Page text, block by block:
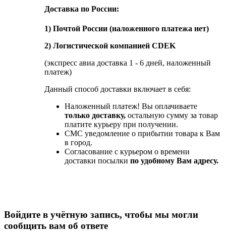
Доставка по России:
1) Почтой России (наложенного платежа нет)
2) Логистической компанией CDEK
(экспресс авиа доставка 1 - 6 дней, наложенный
платеж)
Данный способ доставки включает в себя:
Наложенный платеж! Вы оплачиваете
только доставку, остальную сумму за товар
платите курьеру при получении.
СМС уведомление о прибытии товара к Вам
в город.
Согласование с курьером о времени
доставки посылки по удобному Вам адресу.
Войдите в учётную запись, чтобы мы могли
сообщить вам об ответе